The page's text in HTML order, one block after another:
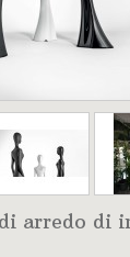
arredo di